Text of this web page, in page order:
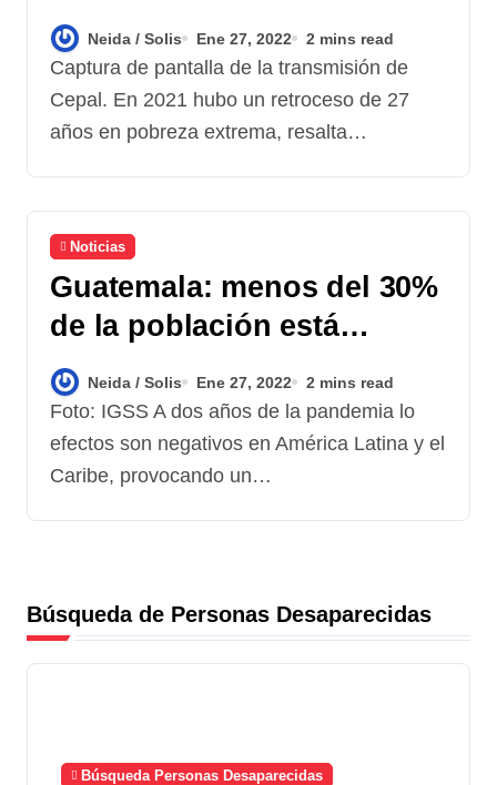
Neida / Solis Ene 27, 2022 2 mins read
Captura de pantalla de la transmisión de
Cepal. En 2021 hubo un retroceso de 27
años en pobreza extrema, resalta…
Noticias
Guatemala: menos del 30%
de la población está
vacunada contra el Covid-
19
Neida / Solis Ene 27, 2022 2 mins read
Foto: IGSS A dos años de la pandemia lo
efectos son negativos en América Latina y el
Caribe, provocando un…
Búsqueda de Personas Desaparecidas
Búsqueda Personas Desaparecidas